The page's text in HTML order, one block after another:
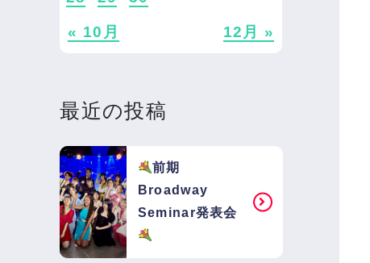
« 10月 12月 »
最近の投稿
前期
Broadway
Seminar発表会